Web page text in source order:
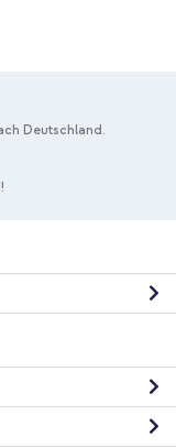
Deutschland.